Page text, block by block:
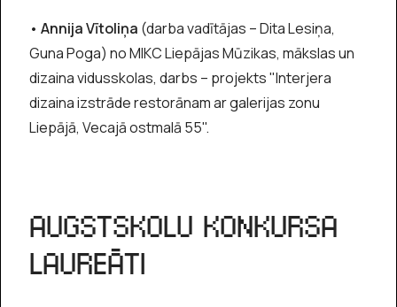
• Annija Vītoliņa (darba vadītājas – Dita Lesiņa,
Guna Poga) no MIKC Liepājas Mūzikas, mākslas un
dizaina vidusskolas, darbs – projekts "Interjera
dizaina izstrāde restorānam ar galerijas zonu
Liepājā, Vecajā ostmalā 55".
AUGSTSKOLU KONKURSA
LAUREĀTI